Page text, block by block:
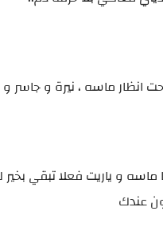
انظار ماسه ، نيرة و جاسر
ماسه و ياريت فعلا تبقي بخير
عندك